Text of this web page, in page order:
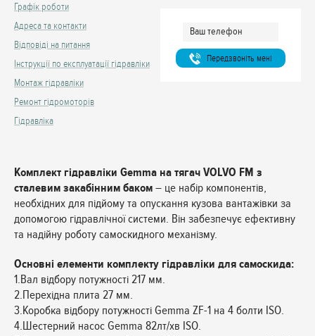
Графік роботи
Адреса та контакти
Відповіді на питання
Інструкції по експлуатації гідравліки
Монтаж гідравліки
Ремонт гідромоторів
Гідравліка
Передзвонiть менi
Комплект гідравліки Gemma на тягач VOLVO FМ з
сталевим закабінним баком – це набір компонентів,
необхідних для підйому та опускання кузова вантажівки за
допомогою гідравлічної системи. Він забезпечує ефективну
та надійну роботу самоскидного механізму.
Основні елементи комплекту гідравліки для самоскида:
1.Вал відбору потужності 217 мм.
2.Перехідна плита 27 мм.
3.Коробка відбору потужності Gemma ZF-1 на 4 болти ISO.
4.Шестерний насос Gemma 82лт/хв ISO.